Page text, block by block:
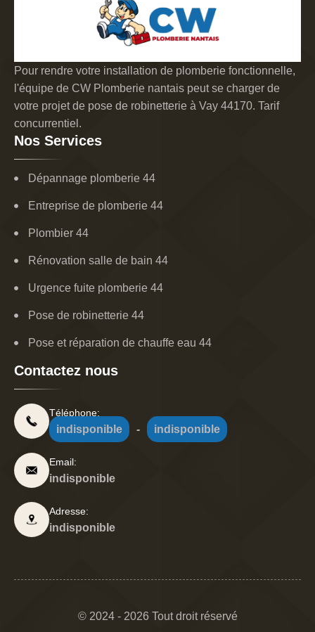
Pour rendre votre installation de plomberie fonctionnelle,
l'équipe de CW Plomberie nantais peut se charger de
votre projet de pose de robinetterie à Vay 44170. Tarif
concurrentiel.
Nos Services
Dépannage plomberie 44
Entreprise de plomberie 44
Plombier 44
Rénovation salle de bain 44
Urgence fuite plomberie 44
Pose de robinetterie 44
Pose et réparation de chauffe eau 44
Contactez nous
Téléphone:
indisponible - indisponible
Email:
indisponible
Adresse:
indisponible
© 2024 - 2026 Tout droit réservé